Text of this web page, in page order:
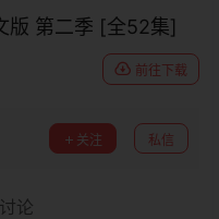
版‎ 第二季 [全52集]
前往下载
关注 私信
论